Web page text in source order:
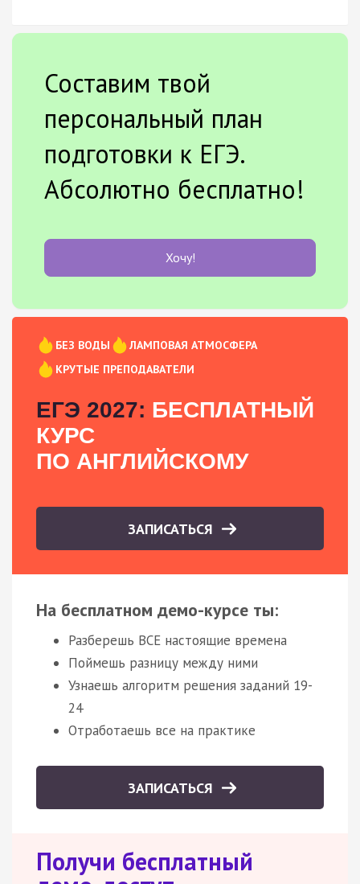
Составим твой
персональный план
подготовки к ЕГЭ.
Абсолютно бесплатно!
Хочу!
БЕЗ ВОДЫ
ЛАМПОВАЯ АТМОСФЕРА
КРУТЫЕ ПРЕПОДАВАТЕЛИ
ЕГЭ 2027: БЕСПЛАТНЫЙ
КУРС
ПО АНГЛИЙСКОМУ
ЗАПИСАТЬСЯ
На бесплатном демо-курсе ты:
Разберешь ВСЕ настоящие времена
Поймешь разницу между ними
Узнаешь алгоритм решения заданий 19-
24
Отработаешь все на практике
ЗАПИСАТЬСЯ
Получи бесплатный